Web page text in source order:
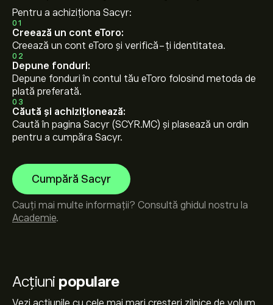
Acțiuni populare
Pentru a achiziționa Sacyr:
01
Creează un cont eToro:
Creează un cont eToro și verifică-ți identitatea.
02
Depune fonduri:
Depune fonduri în contul tău eToro folosind metoda de
plată preferată.
03
Căută și achiziționează:
Caută în pagina Sacyr (SCYR.MC) și plasează un ordin
pentru a cumpăra Sacyr.
Cumpără Sacyr
Cauți mai multe informații? Consultă ghidul nostru la
Academie.